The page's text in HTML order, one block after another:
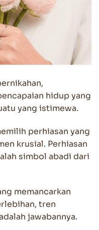
hidup yang
yang istimewa.
perhiasan yang
krusial. Perhiasan
simbol abadi dari
memancarkan
tren
jawabannya.